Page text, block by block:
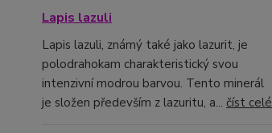
Lapis lazuli
Lapis lazuli, známý také jako lazurit, je
polodrahokam charakteristický svou
intenzivní modrou barvou. Tento minerál
je složen především z lazuritu, a... číst celé